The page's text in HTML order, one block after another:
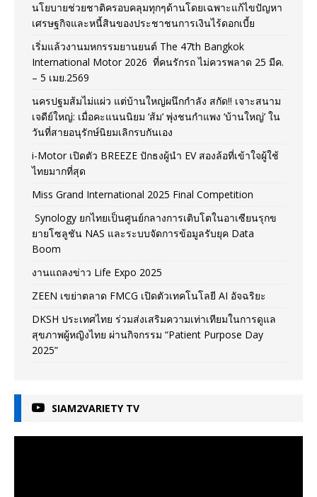
นโยบายช่วยชาติครอบคลุมทุกๆด้านโดยเฉพาะแก้ไขปัญหา
เศรษฐกิจและหนี้สินของประชาชนการเงินไร้ดอกเบี้ย
เริ่มแล้วงานมหกรรมยานยนต์ The 47th Bangkok
International Motor 2026 ที่คนรักรถ ไม่ควรพลาด 25 มีค.
– 5 เมย.2569
นครปฐมส้มไม่แผ่ว แต่บ้านใหญ่ผนึกกำลัง สกัด!! เจาะสนาม
เจดีย์ใหญ่: เมื่อคะแนนนิยม ‘ส้ม’ พุ่งชนกำแพง ‘บ้านใหญ่’ ใน
วันที่สายอนุรักษ์นิยมเลิกรบกันเอง
i-Motor เปิดตัว BREEZE ปักธงผู้นำ EV สองล้อที่เข้าใจผู้ใช้
ไทยมากที่สุด
Miss Grand International 2025 Final Competition
Synology ยกไทยเป็นศูนย์กลางการเติบโตในอาเซียนรุกข
ยายโซลูชัน NAS และระบบจัดการข้อมูลรับยุค Data
Boom
งานแถลงข่าว Life Expo 2025
ZEEN เขย่าตลาด FMCG เปิดตัวเทคโนโลยี AI อัจฉริยะ
DKSH ประเทศไทย ร่วมส่งเสริมความเท่าเทียมในการดูแล
สุขภาพผู้หญิงไทย ผ่านกิจกรรม “Patient Purpose Day
2025”
SIAM2VARIETY TV